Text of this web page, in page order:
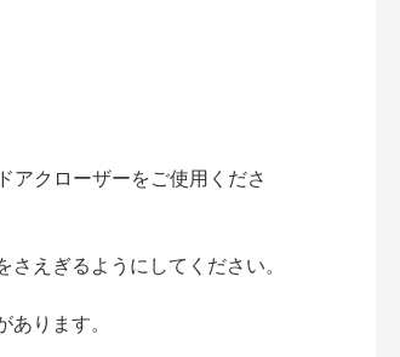
クローザーをご使用くださ
えぎるようにしてください。
ります。